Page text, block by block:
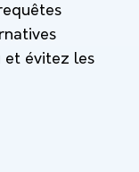
et évitez les